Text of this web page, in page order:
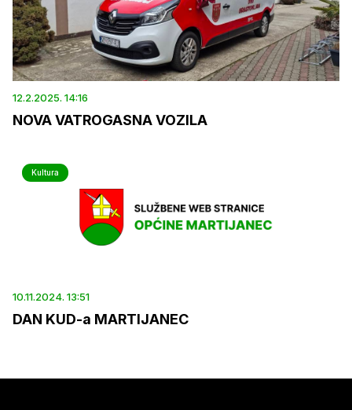
12.2.2025. 14:16
NOVA VATROGASNA VOZILA
Kultura
10.11.2024. 13:51
DAN KUD-a MARTIJANEC